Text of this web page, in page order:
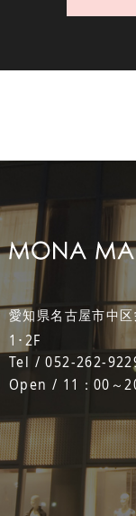
愛知県名古屋市中
1･2F
Tel / 052-262-
Open / 11：00～